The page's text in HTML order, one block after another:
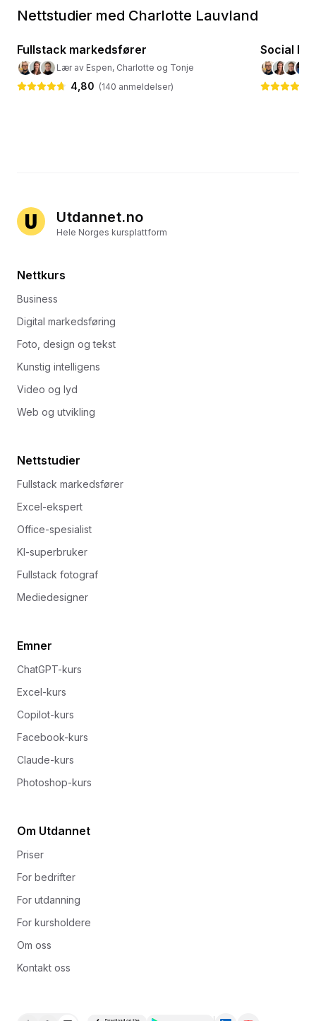
Nettstudier med Charlotte Lauvland
🎯 Markedsføring
10 kurs· 30 timer
Fullstack markedsfører
Lær av Espen, Charlotte og Tonje
4,80 (140 anmeldelser)
🎯
Social
Utdannet.no
Hele Norges kursplattform
Nettkurs
Business
Digital markedsføring
Foto, design og tekst
Kunstig intelligens
Video og lyd
Web og utvikling
Nettstudier
Fullstack markedsfører
Excel-ekspert
Office-spesialist
KI-superbruker
Fullstack fotograf
Mediedesigner
Emner
ChatGPT-kurs
Excel-kurs
Copilot-kurs
Facebook-kurs
Claude-kurs
Photoshop-kurs
Om Utdannet
Priser
For bedrifter
For utdanning
For kursholdere
Om oss
Kontakt oss